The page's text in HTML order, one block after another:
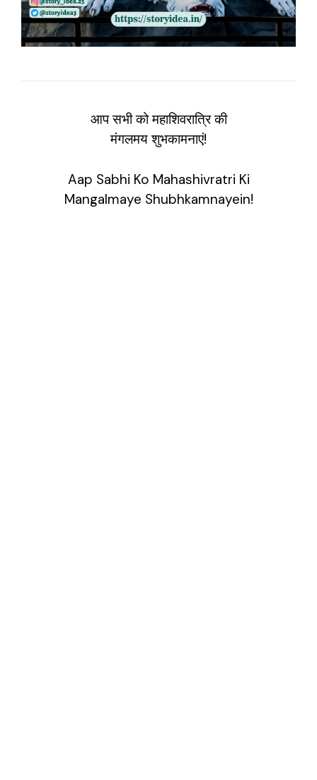
आप सभी को महाशिवरात्रि की
मंगलमय शुभकामनाएं!
Aap Sabhi Ko Mahashivratri Ki
Mangalmaye Shubhkamnayein!